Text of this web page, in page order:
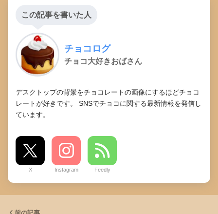
この記事を書いた人
チョコログ
チョコ大好きおばさん
デスクトップの背景をチョコレートの画像にするほどチョコ
レートが好きです。 SNSでチョコに関する最新情報を発信し
ています。
X Instagram Feedly